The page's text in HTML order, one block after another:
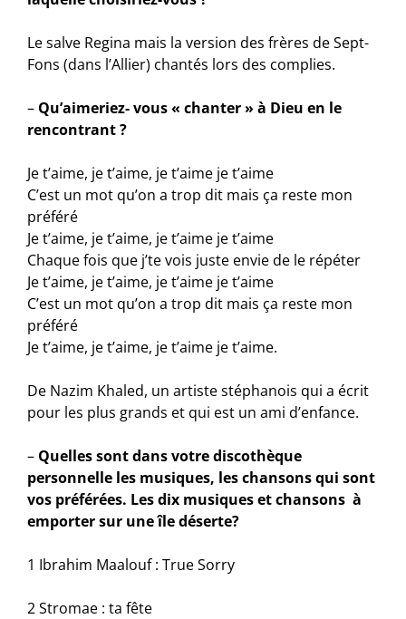
Le salve Regina mais la version des frères de Sept-
Fons (dans l’Allier) chantés lors des complies.
– Qu’aimeriez- vous « chanter » à Dieu en le
rencontrant ?
Je t’aime, je t’aime, je t’aime je t’aime
C’est un mot qu’on a trop dit mais ça reste mon
préféré
Je t’aime, je t’aime, je t’aime je t’aime
Chaque fois que j’te vois juste envie de le répéter
Je t’aime, je t’aime, je t’aime je t’aime
C’est un mot qu’on a trop dit mais ça reste mon
préféré
Je t’aime, je t’aime, je t’aime je t’aime.
De Nazim Khaled, un artiste stéphanois qui a écrit
pour les plus grands et qui est un ami d’enfance.
– Quelles sont dans votre discothèque
personnelle les musiques, les chansons qui sont
vos préférées. Les dix musiques et chansons à
emporter sur une île déserte?
1 Ibrahim Maalouf : True Sorry
2 Stromae : ta fête